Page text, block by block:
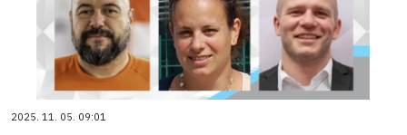
2025. 11. 05. 09:01